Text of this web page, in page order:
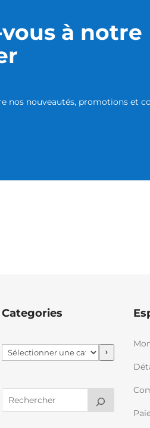
à notre
nos nouveautés, promotions et
Categories
Sélectionner
une